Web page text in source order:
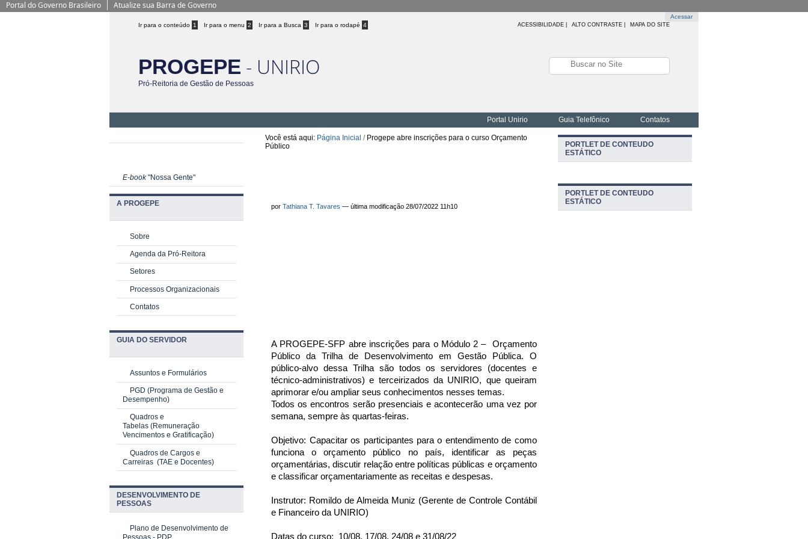
Portal do Governo Brasileiro Atualize sua Barra de Governo
Acessar
Ir para o conteúdo 1 Ir para o menu 2 Ir para a Busca 3 Ir para o rodapé 4 ACESSIBILIDADE ALTO CONTRASTE | MAPA DO SITE
PROGEPE - UNIRIO
Pró-Reitoria de Gestão de Pessoas
Portal Unirio Guia Telefônico Contatos
Você está aqui: Página Inicial / Progepe abre inscrições para o curso Orçamento
Público
porTathiana T. Tavares —última modificação 28/07/2022 11h10
A PROGEPE-SFP abre inscrições para o Módulo 2 – Orçamento
Público da Trilha de Desenvolvimento em Gestão Pública. O
público-alvo dessa Trilha são todos os servidores (docentes e
técnico-administrativos) e terceirizados da UNIRIO, que queiram
aprimorar e/ou ampliar seus conhecimentos nesses temas.
Todos os encontros serão presenciais e acontecerão uma vez por
semana, sempre às quartas-feiras.
Objetivo: Capacitar os participantes para o entendimento de como
funciona o orçamento público no país, identificar as peças
orçamentárias, discutir relação entre políticas públicas e orçamento
e classificar orçamentariamente as receitas e despesas.
Instrutor: Romildo de Almeida Muniz (Gerente de Controle Contábil
e Financeiro da UNIRIO)
Datas do curso: 10/08, 17/08, 24/08 e 31/08/22
E-book"Nossa Gente"
A PROGEPE
Sobre
Agenda da Pró-Reitora
Setores
Processos Organizacionais
Contatos
GUIA DO SERVIDOR
Assuntos e Formulários
PGD (Programa de Gestão e
Desempenho)
Quadros e
Tabelas (Remuneração
Vencimentos e Gratificação)
Quadros de Cargos e
Carreiras (TAE e Docentes)
DESENVOLVIMENTO DE
PESSOAS
Plano de Desenvolvimento de
Pessoas - PDP
PORTLET DE CONTEUDO
ESTÁTICO
PORTLET DE CONTEUDO
ESTÁTICO